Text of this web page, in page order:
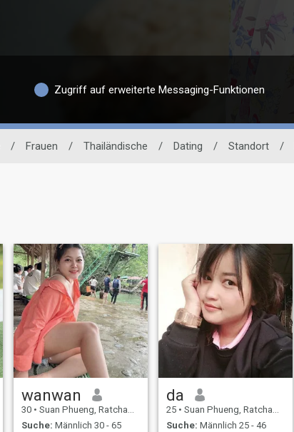
Zugriff auf erweiterte Messaging-Funktionen
/ Frauen / Thailändische / Dating / Standort /
wanwan
30 • Suan Phueng, Ratchaburi, Thailand
Suche: Männlich 30 - 65
da
25 • Suan Phueng, Ratchaburi, Thailand
Suche: Männlich 25 - 46